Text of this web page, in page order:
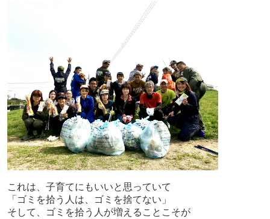
これは、子育てにもいいと思っていて
「ゴミを拾う人は、ゴミを捨てない」
そして、ゴミを拾う人が増えることこそが